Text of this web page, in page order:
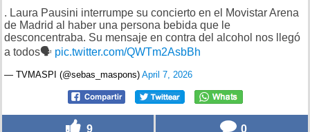
. Laura Pausini interrumpe su concierto en el Movistar Arena
de Madrid al haber una persona bebida que le
desconcentraba. Su mensaje en contra del alcohol nos llegó
a todos🗣️ pic.twitter.com/QWTm2AsbBh
— TVMASPI (@sebas_maspons) April 7, 2026
9 0